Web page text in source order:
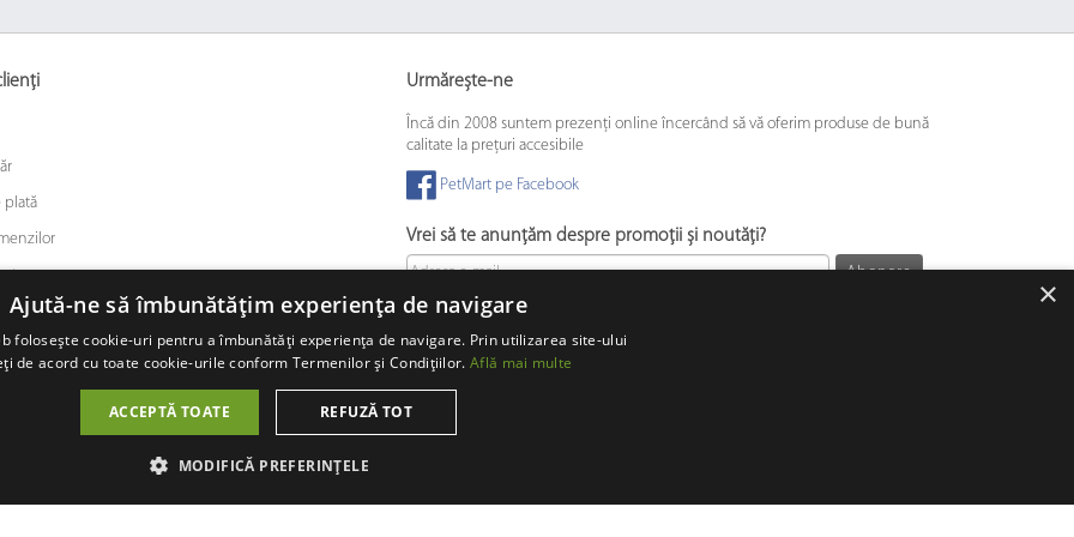
plată
fidelitate
de companie
Urmărește-ne
Încă din 2008 suntem prezenți online încercând să vă oferim produse de bună
calitate la prețuri accesibile
PetMart pe Facebook
Vrei să te anunțăm despre promoții și noutăți?
Abonare
© 2008 - 2026 PetMart Online SRL. 0372 905 900
×
Ajută-ne să îmbunătățim experiența de navigare
folosește cookie-uri pentru a îmbunătăți experiența de navigare. Prin utilizarea site-ului
de acord cu toate cookie-urile conform Termenilor și Condițiilor. Află mai multe
ACCEPTĂ TOATE REFUZĂ TOT
MODIFICĂ PREFERINȚELE